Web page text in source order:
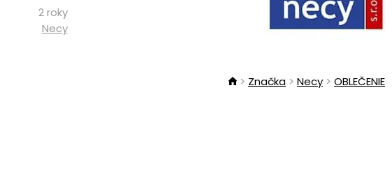
2 roky
Necy
Značka Necy OBLEČENIE